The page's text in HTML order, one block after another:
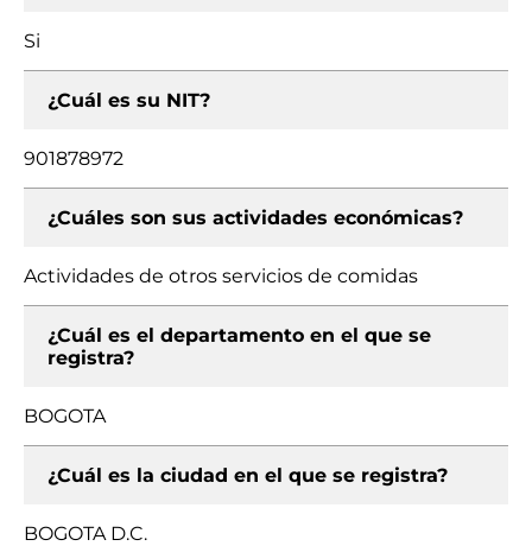
Si
¿Cuál es su NIT?
901878972
¿Cuáles son sus actividades económicas?
Actividades de otros servicios de comidas
¿Cuál es el departamento en el que se
registra?
BOGOTA
¿Cuál es la ciudad en el que se registra?
BOGOTA D.C.